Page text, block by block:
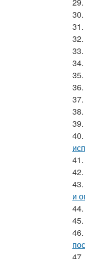
30.
31.
32.
33.
34.
35.
36.
37.
38.
39.
40.
41.
42.
43.
и
44.
45.
46.